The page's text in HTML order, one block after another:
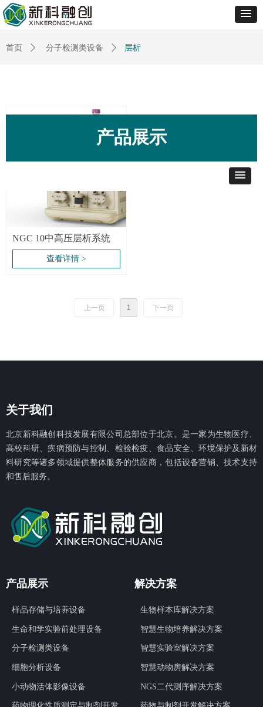
首页 ꄲ 分子检测类设备 ꄲ 层析
产品展示
NGC 10中高压层析系统
查看详情 >
上一页 1 下一页
关于我们
北京新科融创科技发展有限公司总部位于北京。是一家为生物医疗、
高校科研、疾病预防与控制、检验检疫、食品安全、环境保护及新材
料研究等诸多领域提供整体服务的供应商，包括设备营销、技术支持
和售后服务。
产品展示
样品存储与培养设备
生命和学实验前处理设备
分子检测类设备
细胞分析设备
小动物活体影像设备
解决方案
生物样本库解决方案
智慧生物培养解决方案
智慧实验室解决方案
智慧动物房解决方案
NGS二代测序解决方案